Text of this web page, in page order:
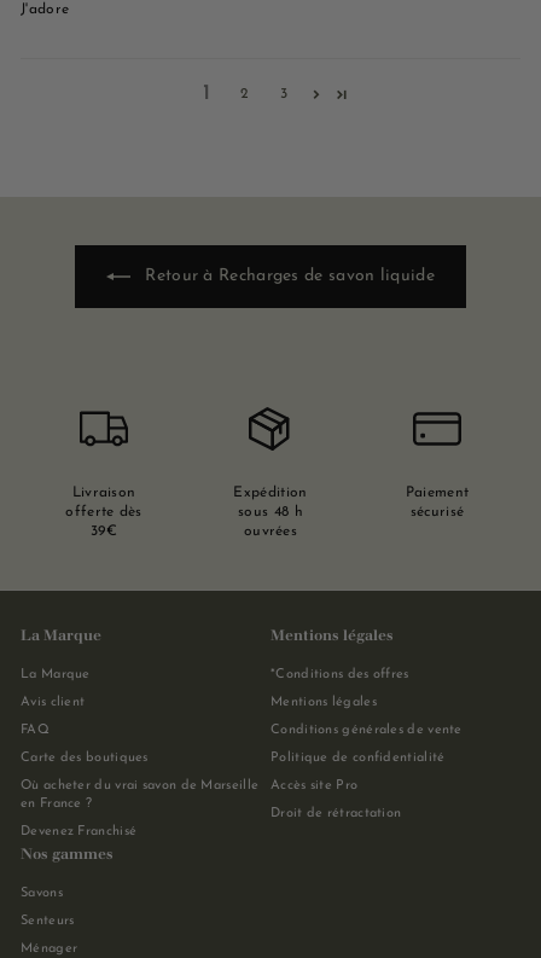
J'adore
1 2 3
Retour à Recharges de savon liquide
Livraison
offerte dès
39€
Expédition
sous 48 h
ouvrées
Paiement
sécurisé
La Marque
La Marque
Avis client
FAQ
Carte des boutiques
Où acheter du vrai savon de Marseille
en France ?
Devenez Franchisé
Mentions légales
*Conditions des offres
Mentions légales
Conditions générales de vente
Politique de confidentialité
Accès site Pro
Droit de rétractation
Nos gammes
Savons
Senteurs
Ménager